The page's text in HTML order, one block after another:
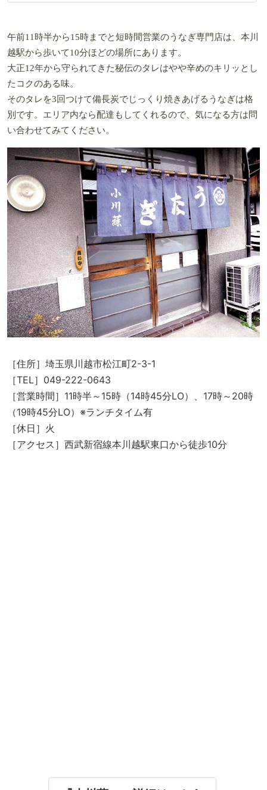
午前11時半から15時までと短時間営業のうなぎ専門店は、本川
越駅から歩いて10分ほどの場所にあります。
大正12年から守られてきた秘伝のタレはやや辛めのキリッとし
たコクのある味。
そのタレを3回つけて備長炭でじっくり焼きあげるうなぎは格
別です。エリア内なら配達もしてくれるので、気になる方は問
い合わせてみてください。
［住所］埼玉県川越市松江町2-3-1
［TEL］049-222-0643
［営業時間］11時半～15時（14時45分LO）、17時～20時
（19時45分LO）※ランチタイム有
［休日］火
［アクセス］西武新宿線本川越駅東口から徒歩10分